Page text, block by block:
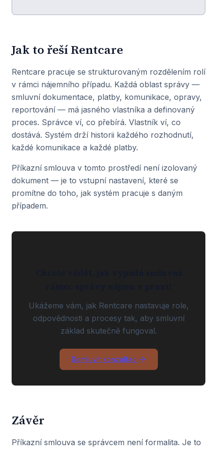
Jak to řeší Rentcare
Rentcare pracuje se strukturovaným rozdělením rolí
v rámci nájemního případu. Každá oblast správy —
smluvní dokumentace, platby, komunikace, opravy,
reportování — má jasného vlastníka a definovaný
proces. Správce ví, co přebírá. Vlastník ví, co
dostává. Systém drží historii každého rozhodnutí,
každé komunikace a každé platby.
Příkazní smlouva v tomto prostředí není izolovaný
dokument — je to vstupní nastavení, které se
promítne do toho, jak systém pracuje s daným
případem.
Ukážeme vám, jak Rentcare nastavuje role,
odpovědnosti a procesy tak, aby smluvní
základ skutečně fungoval.
Domluvit konzultaci
Závěr
Příkazní smlouva se správcem není formalita. Je to